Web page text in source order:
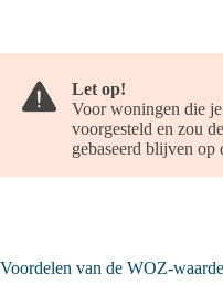
Let op!
Voor woningen die
voorgesteld en zou
gebaseerd blijven
Voordelen van de WOZ-waarde